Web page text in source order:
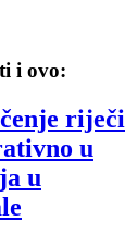
i ovo:
riječi
u
u